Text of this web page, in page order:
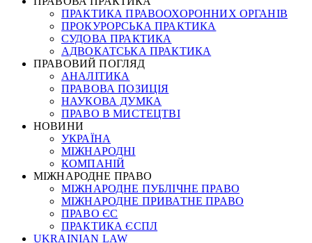
ПРАКТИКА ПРАВООХОРОННИХ ОРГАНІВ
ПРОКУРОРСЬКА ПРАКТИКА
СУДОВА ПРАКТИКА
АДВОКАТСЬКА ПРАКТИКА
ПРАВОВИЙ ПОГЛЯД
АНАЛІТИКА
ПРАВОВА ПОЗИЦІЯ
НАУКОВА ДУМКА
ПРАВО В МИСТЕЦТВІ
НОВИНИ
УКРАЇНА
МІЖНАРОДНІ
КОМПАНІЙ
МІЖНАРОДНЕ ПРАВО
МІЖНАРОДНЕ ПУБЛІЧНЕ ПРАВО
МІЖНАРОДНЕ ПРИВАТНЕ ПРАВО
ПРАВО ЄС
ПРАКТИКА ЄСПЛ
UKRAINIAN LAW